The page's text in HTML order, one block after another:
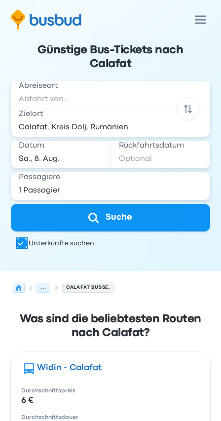
Günstige Bus-Tickets nach
Calafat
Abreiseort
Zielort
Datum Rückfahrtsdatum
Passagiere
Suche
Unterkünfte suchen
... CALAFAT BUSSE.
Was sind die beliebtesten Routen
nach Calafat?
Widin - Calafat
Durchschnittspreis
6 €
Durchschnittsdauer